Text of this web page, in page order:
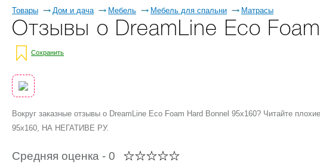
Товары Дом и дача Мебель Мебель для спальни Матрасы
Отзывы о DreamLine Eco
Сохранить
Вокруг заказные отзывы о DreamLine Eco Foam Hard Bonnel 95x160? Читайте
95x160, НА НЕГАТИВЕ РУ.
Средняя оценка - 0